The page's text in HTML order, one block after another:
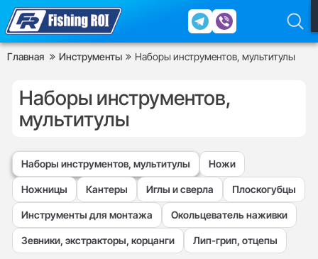
Главная Инструменты Наборы инструментов, мультитулы
Наборы инструментов,
мультитулы
Наборы инструментов, мультитулы Ножи
Ножницы Кантеры Иглы и сверла Плоскогубцы
Инструменты для монтажа Окольцеватель наживки
Зевники, экстракторы, корцанги Лип-грип, отцепы